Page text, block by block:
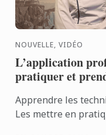
NOUVELLE, VIDÉO
L’application
pratiquer et
Apprendre les
Les mettre en